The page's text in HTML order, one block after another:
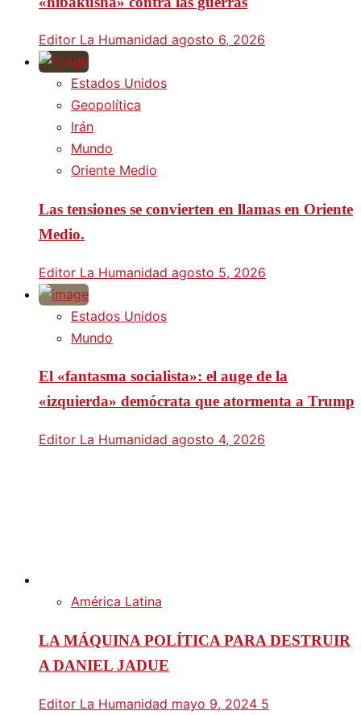
Editor La Humanidad agosto 6, 2026
Estados Unidos
Geopolítica
Irán
Mundo
Oriente Medio
Las tensiones se convierten en llamas en Oriente
Medio.
Editor La Humanidad agosto 5, 2026
Estados Unidos
Mundo
El «fantasma socialista»: el auge de la
«izquierda» demócrata que atormenta a Trump
Editor La Humanidad agosto 4, 2026
América Latina
LA MÁQUINA POLÍTICA PARA DESTRUIR
A DANIEL JADUE
Editor La Humanidad mayo 9, 2024 5